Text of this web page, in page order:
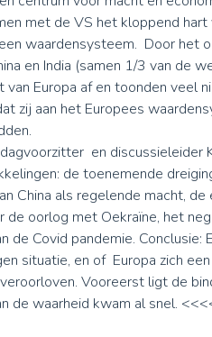
met de VS het kloppend hart
waardensysteem. Door het
en India (samen 1/3 van de
van Europa af en toonden veel
zij aan het Europees
en discussieleider
de toenemende
China als regelende macht, de
de oorlog met Oekraïne, het
de Covid pandemie. Conclusie:
situatie, en of Europa zich
Vooreerst ligt de
de waarheid kwam al snel.